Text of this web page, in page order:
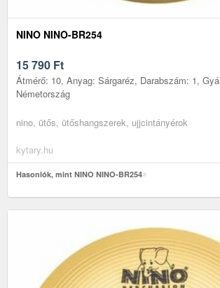
NINO NINO-BR254
15 790 Ft
Átmérő: 10, Anyag: Sárgaréz, Darabszám: 1,
Németország
nino, ütős, ütőshangszerek, ujjcintányérok
kytary.hu
Hasonlók, mint NINO NINO-BR254